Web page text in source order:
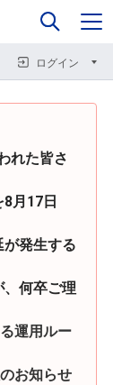
ログイン
0
れた皆さ
月17日
発生する
何卒ご理
運用ルー
お知らせ